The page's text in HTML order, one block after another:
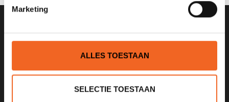
Marketing
ALLES TOESTAAN
SELECTIE TOESTAAN
SCHRIJF JE IN VOOR ONZE